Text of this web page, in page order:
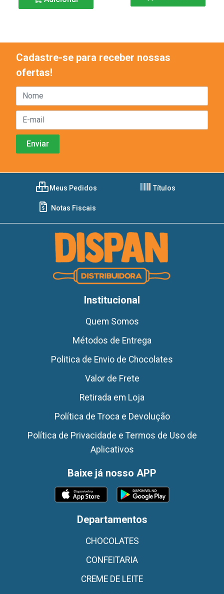
Cadastre-se para receber nossas
ofertas!
Meus Pedidos Títulos
Notas Fiscais
Institucional
Quem Somos
Métodos de Entrega
Politica de Envio de Chocolates
Valor de Frete
Retirada em Loja
Política de Troca e Devolução
Política de Privacidade e Termos de Uso de
Aplicativos
Baixe já nosso APP
Departamentos
CHOCOLATES
CONFEITARIA
CREME DE LEITE